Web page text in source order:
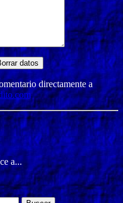
directamente a
a...